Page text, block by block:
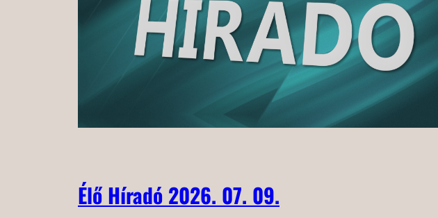
Élő Híradó 2026. 07. 09.